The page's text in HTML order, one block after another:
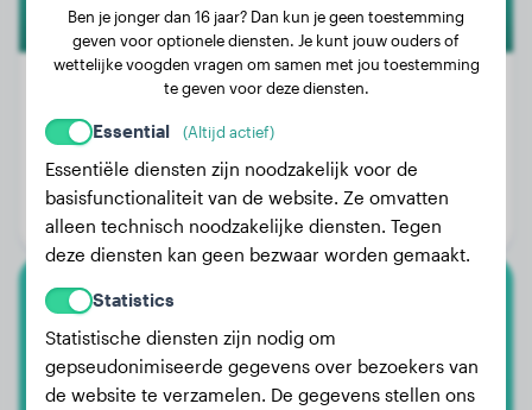
Gewicht:
Leeftijd:
5 jaar, 4 maanden
Geslacht:
Gijssie
Ben je jonger dan 16 jaar? Dan kun je geen toestemming
geven voor optionele diensten. Je kunt jouw ouders of
wettelijke voogden vragen om samen met jou toestemming
te geven voor deze diensten.
Essential (Altijd actief)
Essentiële diensten zijn noodzakelijk voor de
basisfunctionaliteit van de website. Ze omvatten
alleen technisch noodzakelijke diensten. Tegen
deze diensten kan geen bezwaar worden gemaakt.
Statistics
Statistische diensten zijn nodig om
gepseudonimiseerde gegevens over bezoekers van
de website te verzamelen. De gegevens stellen ons